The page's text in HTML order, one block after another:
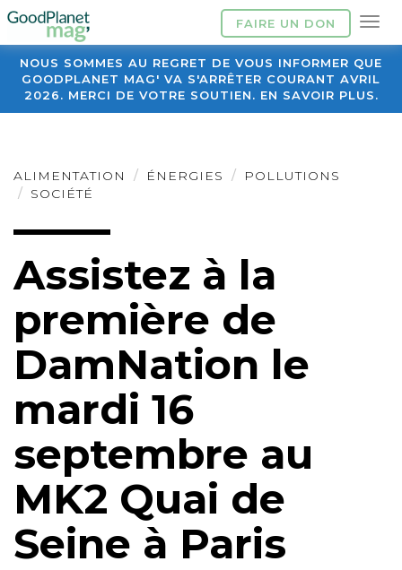
FAIRE UN DON
NOUS SOMMES AU REGRET DE VOUS INFORMER QUE
GOODPLANET MAG' VA S'ARRÊTER COURANT AVRIL
2026. MERCI DE VOTRE SOUTIEN. EN SAVOIR PLUS.
ALIMENTATION ÉNERGIES
POLLUTIONS
SOCIÉTÉ
Assistez à la
première de
DamNation le
mardi 16
septembre au
MK2 Quai de
Seine à Paris